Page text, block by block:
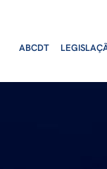
ABCDT